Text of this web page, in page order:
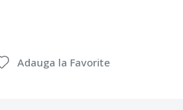
Adauga la Favorite